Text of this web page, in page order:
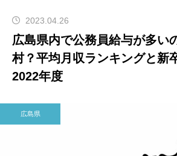
2023.04.26
広島県内で公務員給与が多い
村？平均月収ランキングと新
2022年度
広島県